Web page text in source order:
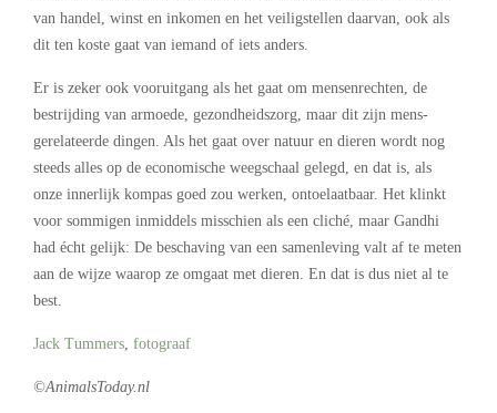
van handel, winst en inkomen en het veiligstellen daarvan, ook als
dit ten koste gaat van iemand of iets anders.
Er is zeker ook vooruitgang als het gaat om mensenrechten, de
bestrijding van armoede, gezondheidszorg, maar dit zijn mens-
gerelateerde dingen. Als het gaat over natuur en dieren wordt nog
steeds alles op de economische weegschaal gelegd, en dat is, als
onze innerlijk kompas goed zou werken, ontoelaatbaar. Het klinkt
voor sommigen inmiddels misschien als een cliché, maar Gandhi
had écht gelijk: De beschaving van een samenleving valt af te meten
aan de wijze waarop ze omgaat met dieren. En dat is dus niet al te
best.
Jack Tummers fotograaf
©AnimalsToday.nl